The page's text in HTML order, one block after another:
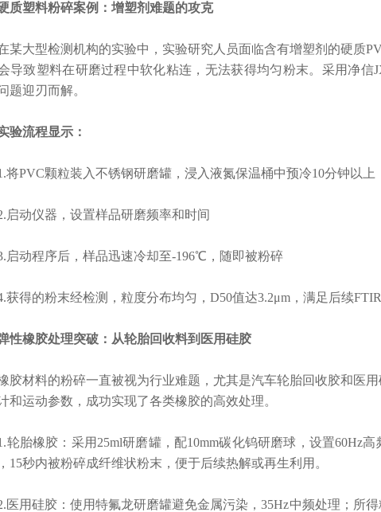
塑料粉碎案例：增塑剂难题的攻克
大型检测机构的实验中，实验研究人员面临含有增塑剂的硬质
导致塑料在研磨过程中软化粘连，无法获得均匀粉末。采用净信
题迎刃而解。
流程显示：
颗粒装入不锈钢研磨罐，浸入液氮保温桶中预冷10分钟以上
动仪器，设置样品研磨频率和时间
动程序后，样品迅速冷却至-196℃，随即被粉碎
的粉末经检测，粒度分布均匀，D50值达3.2μm，满足后续FTIR
橡胶处理突破：从轮胎回收料到医用硅胶
材料的粉碎一直被视为行业难题，尤其是汽车轮胎回收胶和医用
和运动参数，成功实现了各类橡胶的高效处理。
橡胶：采用25ml研磨罐，配10mm碳化钨研磨球，设置60Hz高
15秒内被粉碎成纤维状粉末，便于后续热解或再生利用。
硅胶：使用特氟龙研磨罐避免金属污染，35Hz中频处理；所得